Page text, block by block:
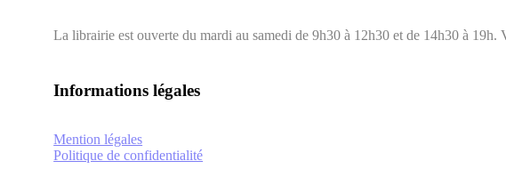
La librairie est ouverte du mardi au samedi de 9h30 à 12h30 et de 14h30 à
Informations légales
Mention légales
Politique de confidentialité